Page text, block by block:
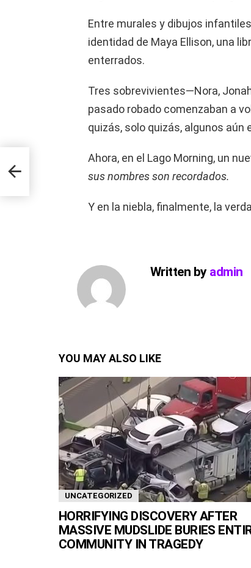
Entre murales y dibujos
identidad de Maya Ellison, una
enterrados.
Tres sobrevivientes—Nora,
pasado robado comenzaban a
quizás, solo quizás, algunos
Ahora, en el Lago Morning, un
sus nombres son recordados.
Y en la niebla, finalmente, la
Written by admin
YOU MAY ALSO LIKE
UNCATEGORIZED
HORRIFYING DISCOVERY AFTER
MASSIVE MUDSLIDE BURIES
COMMUNITY IN TRAGEDY
on